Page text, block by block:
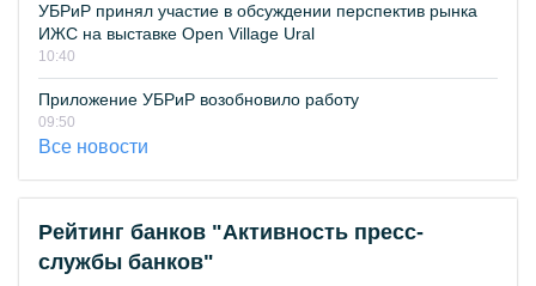
УБРиР принял участие в обсуждении перспектив рынка
ИЖС на выставке Open Village Ural
10:40
Приложение УБРиР возобновило работу
09:50
Все новости
Рейтинг банков "Активность пресс-
службы банков"